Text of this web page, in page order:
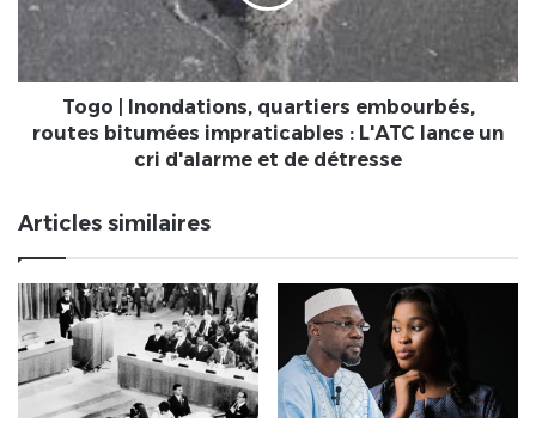
bitumées
impraticables
lance
et
de
Togo | Inondations, quartiers embourbés,
routes bitumées impraticables : L'ATC lance un
cri d'alarme et de détresse
Articles similaires